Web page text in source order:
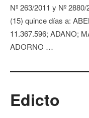
Nº 263/2011 y Nº
(15) quince días a:
11.367.596; ADANO;
ADORNO …
Edicto